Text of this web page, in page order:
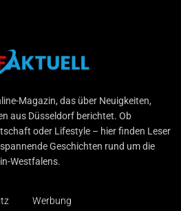
Magazin, das über Neuigkeiten,
aus Düsseldorf berichtet. Ob
oder Lifestyle – hier finden Leser
Geschichten rund um die
Westfalens.
Werbung